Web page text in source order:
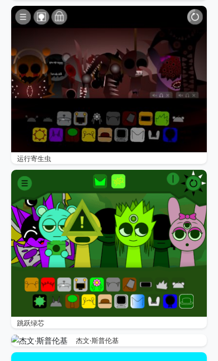
运行寄生虫
跳跃绿芯
杰文·斯普伦基